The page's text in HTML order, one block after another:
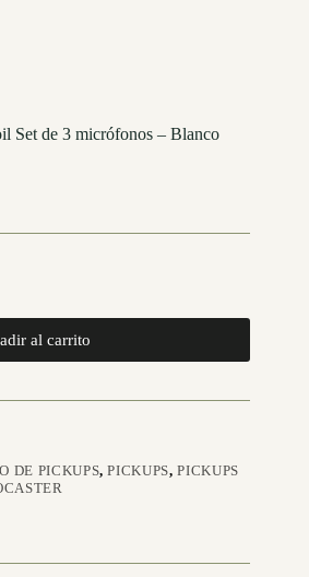
Set de 3 micrófonos – Blanco
al carrito
DE PICKUPS,PICKUPS,PICKUPS